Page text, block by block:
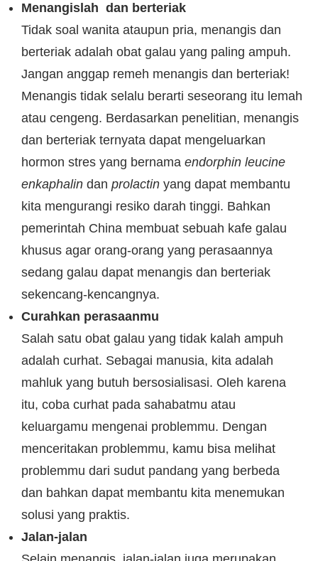
Menangislah dan berteriak
Tidak soal wanita ataupun pria, menangis dan
berteriak adalah obat galau yang paling ampuh.
Jangan anggap remeh menangis dan berteriak!
Menangis tidak selalu berarti seseorang itu lemah
atau cengeng. Berdasarkan penelitian, menangis
dan berteriak ternyata dapat mengeluarkan
hormon stres yang bernama endorphin leucine
enkaphalin dan prolactin yang dapat membantu
kita mengurangi resiko darah tinggi. Bahkan
pemerintah China membuat sebuah kafe galau
khusus agar orang-orang yang perasaannya
sedang galau dapat menangis dan berteriak
sekencang-kencangnya.
Curahkan perasaanmu
Salah satu obat galau yang tidak kalah ampuh
adalah curhat. Sebagai manusia, kita adalah
mahluk yang butuh bersosialisasi. Oleh karena
itu, coba curhat pada sahabatmu atau
keluargamu mengenai problemmu. Dengan
menceritakan problemmu, kamu bisa melihat
problemmu dari sudut pandang yang berbeda
dan bahkan dapat membantu kita menemukan
solusi yang praktis.
Jalan-jalan